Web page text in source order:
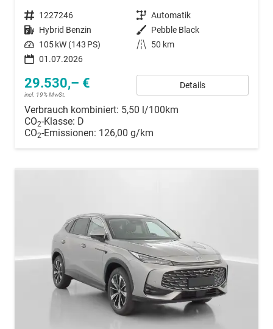
Fahrzeugnummer 1227246 Getriebe Automatik
Kraftstoff Hybrid Benzin Außenfarbe Pebble Black
Leistung 105 kW (143 PS) Kilometerstand
50 km
01.07.2026
29.530,– €
incl. 19% MwSt.
Details
Verbrauch kombiniert: 5,50 l/100km
CO2-Klasse: D
CO2-Emissionen: 126,00 g/km